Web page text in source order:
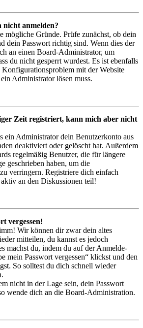
anmelden?
mögliche Gründe. Prüfe zunächst, ob dein
dein Passwort richtig sind. Wenn dies der
an einen Board-Administrator, um
du nicht gesperrt wurdest. Es ist ebenfalls
Konfigurationsproblem mit der Website
Administrator lösen muss.
Zeit registriert, kann mich aber nicht
ein Administrator dein Benutzerkonto aus
deaktiviert oder gelöscht hat. Außerdem
regelmäßig Benutzer, die für längere
geschrieben haben, um die
verringern. Registriere dich einfach
an den Diskussionen teil!
vergessen!
Wir können dir zwar dein altes
mitteilen, du kannst es jedoch
machst du, indem du auf der Anmelde-
mein Passwort vergessen“ klickst und den
So solltest du dich schnell wieder
nicht in der Lage sein, dein Passwort
wende dich an die Board-Administration.